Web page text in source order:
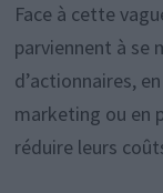
Face à cette
parviennent à se
d’actionnaires,
marketing ou en
réduire leurs